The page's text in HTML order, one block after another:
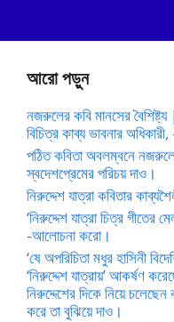
আরো পড়ুন
নজরুলের কবি মানসের
বিচিত্র কাব্য ভাবনার
পঠিত কবিতা অবলম্বনে
স্বদেশপ্রেমের পরিচয় দাও।
নিরুদ্দেশ যাত্রা কবিতার
‘নিরুদ্দেশ যাত্রা চিত্র গীতের
-আলোচনা করো।
‘ষে অপরিচিতা মধুর হাসিনী
‘নিরুদ্দেশ যাত্রায়’ আকর্ষণ
নিরুদ্দেশের দিকে নিয়ে চলেছেন
করে তা বুঝিয়ে দাও।